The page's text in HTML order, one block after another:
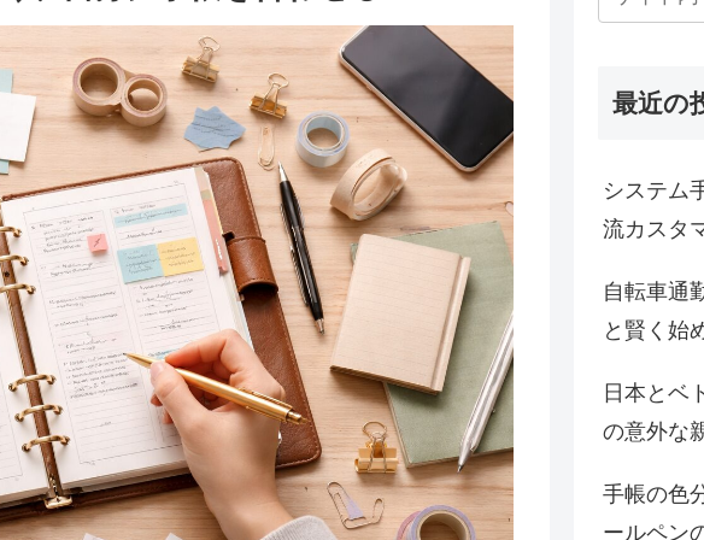
最近の
システム
流カスタ
自転車通
と賢く始
日本とベ
の意外な
手帳の色
ールペン